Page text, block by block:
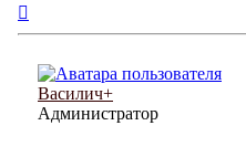
Василич+
Администратор